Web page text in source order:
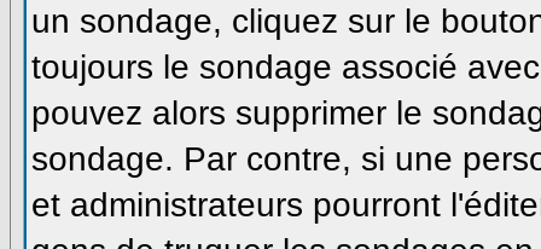
un sondage, cliquez sur le
toujours le sondage associé
pouvez alors supprimer le
sondage. Par contre, si une
et administrateurs pourront